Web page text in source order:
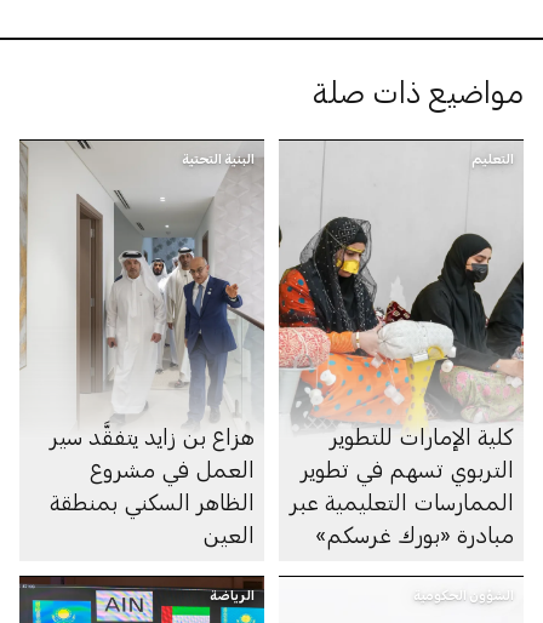
مواضيع ذات صلة
التعليم
كلية الإمارات للتطوير
التربوي تسهم في تطوير
الممارسات التعليمية عبر
مبادرة «بورك غرسكم»
البنية التحتية
هزاع بن زايد يتفقَّد سير
العمل في مشروع
الظاهر السكني بمنطقة
العين
الشؤون الحكومية الرياضة